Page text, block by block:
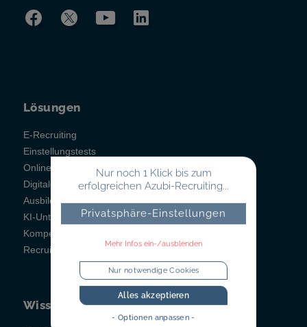
Lösungen
E-Recruiting
Einstellungstests
Online-Testsystem
Digitales Berichtsheft
Ausbildungsmanagement
KI-Unterstützung
Kompetenzfeststellung
Recruitainment
Wissen
Nur noch 1 Klick bis zum
erfolgreichen Azubi-Recruiting...
Privatsphäre-Einstellungen
Mehr Infos ein-/ausblenden
Nur notwendige Cookies
Alles akzeptieren
- Optionen anpassen -